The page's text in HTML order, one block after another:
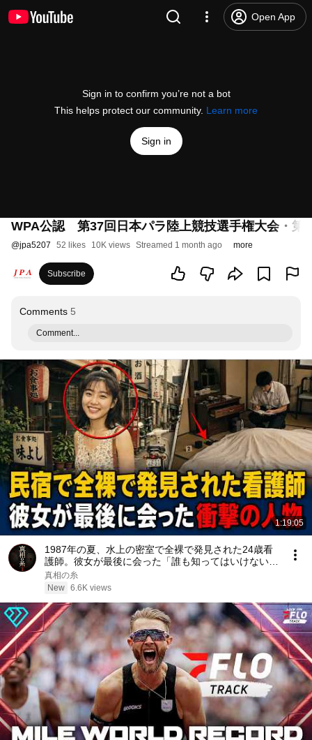
Open App
Sign in to confirm you’re not a bot
This helps protect our community. Learn more
Sign in
WPA公認 第37回日本パラ陸上競技選手権大会・
@jpa5207 52 likes 10K views Streamed 1 month ago more
Subscribe
Comments 5
Comment...
1:19:05
1987年の夏、水上の密室で全裸で発見された24歳看
護師。彼女が最後に会った「誰も知ってはいけない」
衝撃の人物
真相の糸
New 6.6K views